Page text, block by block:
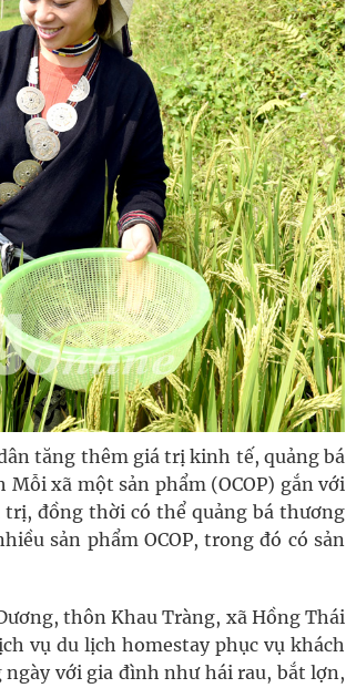
tăng thêm giá trị kinh tế, quảng bá
xã một sản phẩm (OCOP) gắn với
trị, đồng thời có thể quảng bá thương
sản phẩm OCOP, trong đó có sản
thôn Khau Tràng, xã Hồng Thái
vụ du lịch homestay phục vụ khách
với gia đình như hái rau, bắt lợn,